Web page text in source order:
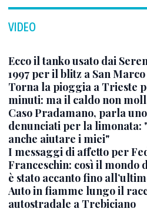
VIDEO
Ecco il tanko usato dai
1997 per il blitz a San Marco
Torna la pioggia a Trieste
minuti: ma il caldo non
Caso Pradamano, parla
denunciati per la limonata:
anche aiutare i miei"
I messaggi di affetto per
Franceschin: così il mondo
è stato accanto fino
Auto in fiamme lungo il
autostradale a Trebiciano